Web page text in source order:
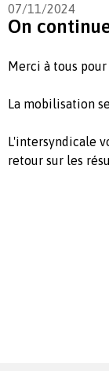
07/11/2024
On
Merci à tous
La mobilisation
L'intersyndicale
retour sur les